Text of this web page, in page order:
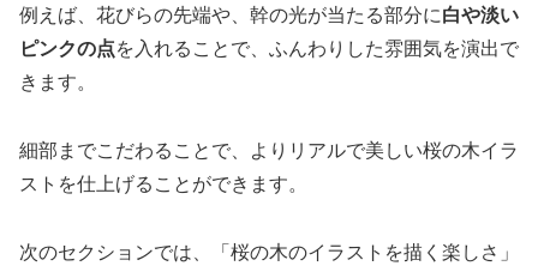
例えば、花びらの先端や、幹の光が当たる部分に白や淡い
ピンクの点を入れることで、ふんわりした雰囲気を演出で
きます。
細部までこだわることで、よりリアルで美しい桜の木イラ
ストを仕上げることができます。
次のセクションでは、「桜の木のイラストを描く楽しさ」